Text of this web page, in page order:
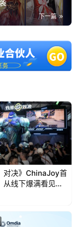
下一篇
对决》ChinaJoy首
从线下爆满看见玩
期待